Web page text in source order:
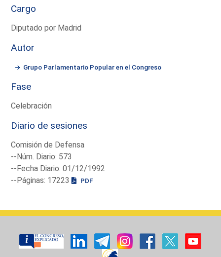
Cargo
Diputado por Madrid
Autor
Grupo Parlamentario Popular en el Congreso
Fase
Celebración
Diario de sesiones
Comisión de Defensa
--Núm. Diario: 573
--Fecha Diario: 01/12/1992
--Páginas: 17223
PDF